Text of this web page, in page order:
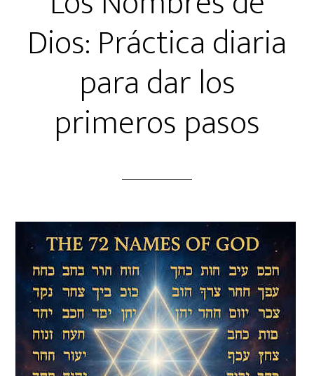
Dios: Práctica diaria
para dar los
primeros pasos